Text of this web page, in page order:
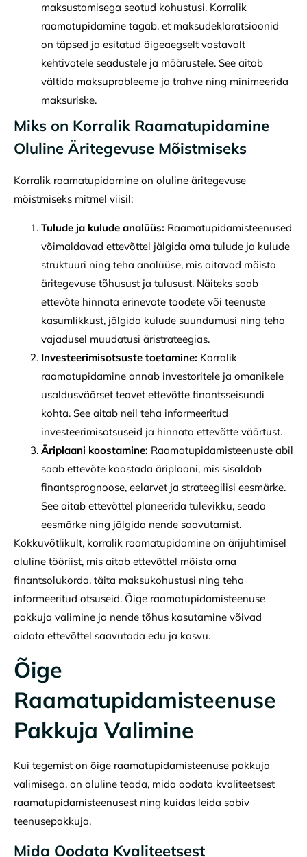
maksustamisega seotud kohustusi. Korralik
raamatupidamine tagab, et maksudeklaratsioonid
on täpsed ja esitatud õigeaegselt vastavalt
kehtivatele seadustele ja määrustele. See aitab
vältida maksuprobleeme ja trahve ning minimeerida
maksuriske.
Miks on Korralik Raamatupidamine
Oluline Äritegevuse Mõistmiseks
Korralik raamatupidamine on oluline äritegevuse
mõistmiseks mitmel viisil:
Tulude ja kulude analüüs: Raamatupidamisteenused
võimaldavad ettevõttel jälgida oma tulude ja kulude
struktuuri ning teha analüüse, mis aitavad mõista
äritegevuse tõhusust ja tulusust. Näiteks saab
ettevõte hinnata erinevate toodete või teenuste
kasumlikkust, jälgida kulude suundumusi ning teha
vajadusel muudatusi äristrateegias.
Investeerimisotsuste toetamine: Korralik
raamatupidamine annab investoritele ja omanikele
usaldusväärset teavet ettevõtte finantsseisundi
kohta. See aitab neil teha informeeritud
investeerimisotsuseid ja hinnata ettevõtte väärtust.
Äriplaani koostamine: Raamatupidamisteenuste abil
saab ettevõte koostada äriplaani, mis sisaldab
finantsprognoose, eelarvet ja strateegilisi eesmärke.
See aitab ettevõttel planeerida tulevikku, seada
eesmärke ning jälgida nende saavutamist.
Kokkuvõtlikult, korralik raamatupidamine on ärijuhtimisel
oluline tööriist, mis aitab ettevõttel mõista oma
finantsolukorda, täita maksukohustusi ning teha
informeeritud otsuseid. Õige raamatupidamisteenuse
pakkuja valimine ja nende tõhus kasutamine võivad
aidata ettevõttel saavutada edu ja kasvu.
Õige
Raamatupidamisteenuse
Pakkuja Valimine
Kui tegemist on õige raamatupidamisteenuse pakkuja
valimisega, on oluline teada, mida oodata kvaliteetsest
raamatupidamisteenusest ning kuidas leida sobiv
teenusepakkuja.
Mida Oodata Kvaliteetsest